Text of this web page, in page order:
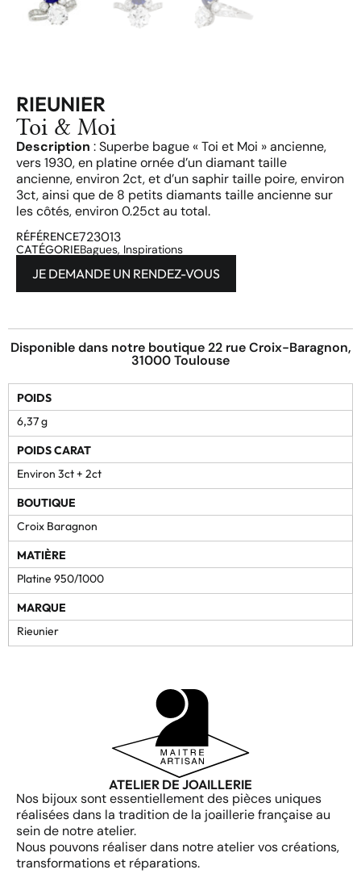
RIEUNIER
Toi & Moi
Description : Superbe bague « Toi et Moi » ancienne,
vers 1930, en platine ornée d’un diamant taille
ancienne, environ 2ct, et d’un saphir taille poire, environ
3ct, ainsi que de 8 petits diamants taille ancienne sur
les côtés, environ 0.25ct au total.
RÉFÉRENCE723013
CATÉGORIEBagues, Inspirations
JE DEMANDE UN RENDEZ-VOUS
Disponible dans notre boutique 22 rue Croix-Baragnon,
31000 Toulouse
POIDS
6,37 g
POIDS CARAT
Environ 3ct + 2ct
BOUTIQUE
Croix Baragnon
MATIÈRE
Platine 950/1000
MARQUE
Rieunier
ATELIER DE JOAILLERIE
Nos bijoux sont essentiellement des pièces uniques
réalisées dans la tradition de la joaillerie française au
sein de notre atelier.
Nous pouvons réaliser dans notre atelier vos créations,
transformations et réparations.